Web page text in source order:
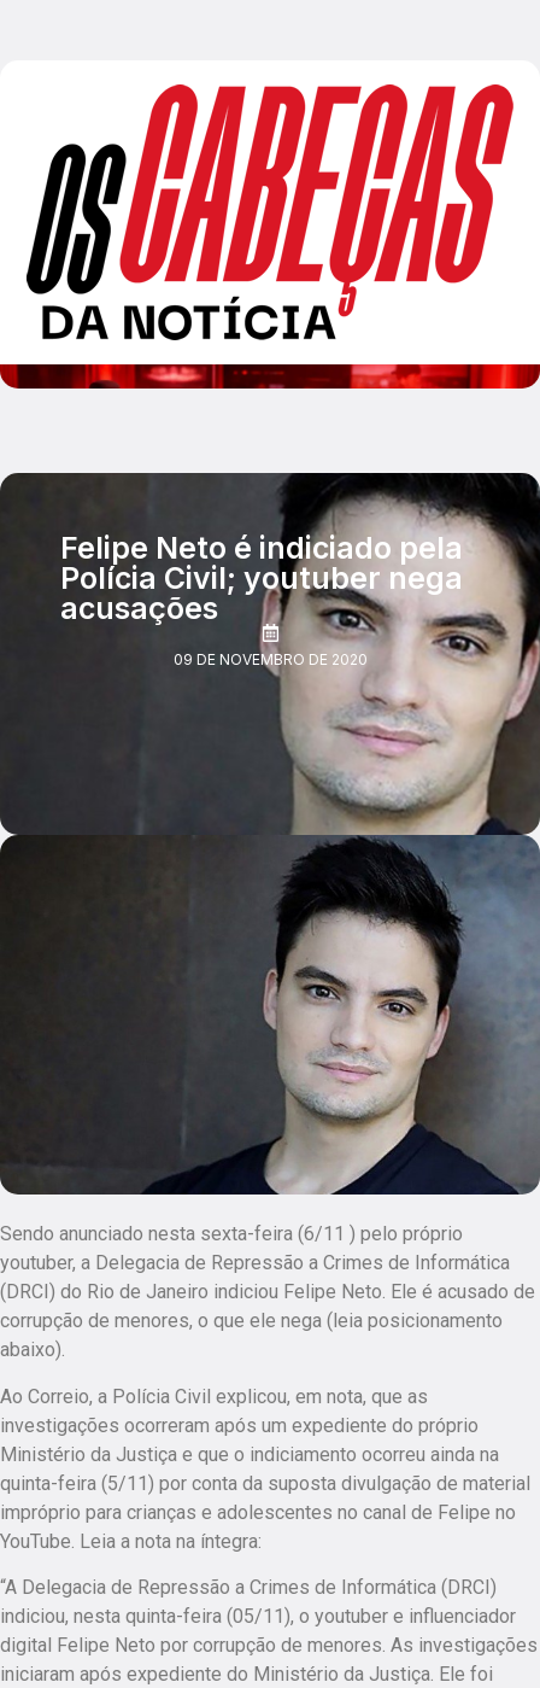
Felipe Neto é indiciado pela
Polícia Civil; youtuber nega
acusações
09 DE NOVEMBRO DE 2020
Sendo anunciado nesta sexta-feira (6/11 ) pelo próprio
youtuber, a Delegacia de Repressão a Crimes de Informática
(DRCI) do Rio de Janeiro indiciou Felipe Neto. Ele é acusado de
corrupção de menores, o que ele nega (leia posicionamento
abaixo).
Ao Correio, a Polícia Civil explicou, em nota, que as
investigações ocorreram após um expediente do próprio
Ministério da Justiça e que o indiciamento ocorreu ainda na
quinta-feira (5/11) por conta da suposta divulgação de material
impróprio para crianças e adolescentes no canal de Felipe no
YouTube. Leia a nota na íntegra:
“A Delegacia de Repressão a Crimes de Informática (DRCI)
indiciou, nesta quinta-feira (05/11), o youtuber e influenciador
digital Felipe Neto por corrupção de menores. As investigações
iniciaram após expediente do Ministério da Justiça. Ele foi